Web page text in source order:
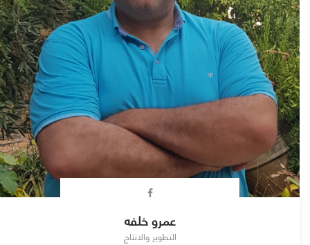
عمرو خلفه
التطوير والانتاج